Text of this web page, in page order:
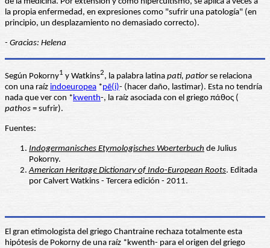
la propia enfermedad, en expresiones como "sufrir una patología" (en
principio, un desplazamiento no demasiado correcto).
- Gracias: Helena
Según Pokorny1 y Watkins2, la palabra latina pati, patiorse relaciona
con una raíz indoeuropea *pē(i)- (hacer daño, lastimar). Esta no tendría
nada que ver con * kwenth-, la raíz asociada con el griego πάθος (
pathos = sufrir).
Fuentes:
Indogermanisches Etymologisches Woerterbuch de Julius
Pokorny.
American Heritage Dictionary of Indo-European Roots. Editada
por Calvert Watkins - Tercera edición - 2011.
El gran etimologista del griego Chantraine rechaza totalmente esta
hipótesis de Pokorny de una raíz *kwenth- para el origen del griego